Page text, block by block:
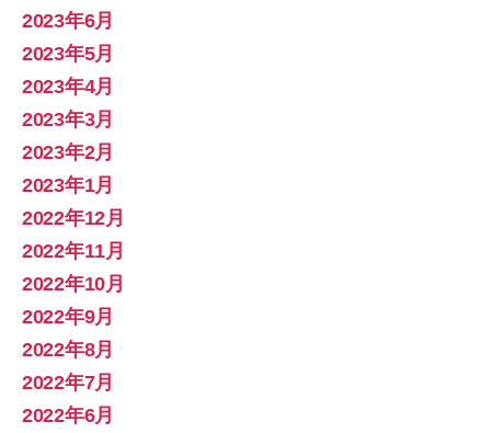
2023年6月
2023年5月
2023年4月
2023年3月
2023年2月
2023年1月
2022年12月
2022年11月
2022年10月
2022年9月
2022年8月
2022年7月
2022年6月